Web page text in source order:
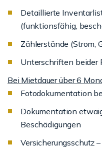
Detaillierte
(funktionsfähig,
Zählerstände (Strom,
Unterschriften beider
Bei Mietdauer über 6
Fotodokumentation
Dokumentation
Beschädigungen
Versicherungsschutz